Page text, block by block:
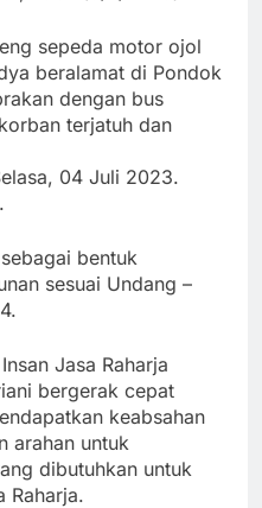
sepeda motor ojol
beralamat di Pondok
dengan bus
terjatuh dan
04 Juli 2023.
bentuk
sesuai Undang –
Jasa Raharja
bergerak cepat
keabsahan
arahan untuk
dibutuhkan untuk
Raharja.